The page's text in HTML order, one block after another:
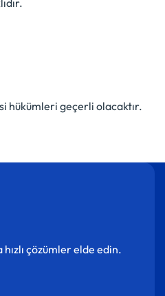
hükümleri geçerli olacaktır.
hızlı çözümler elde edin.